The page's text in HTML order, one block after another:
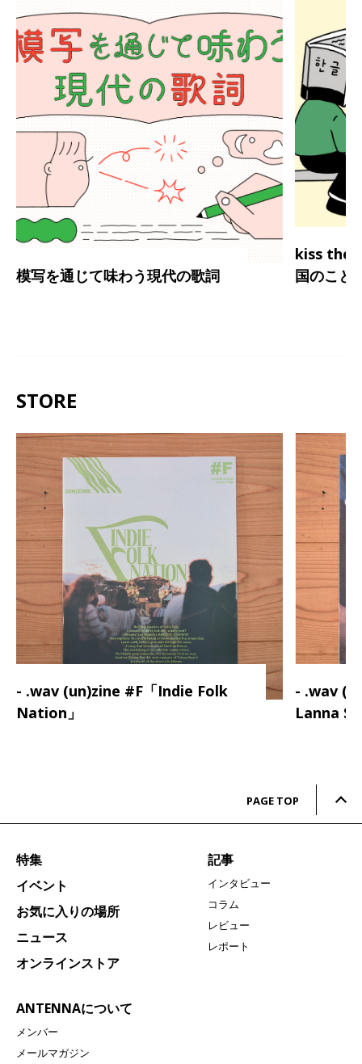
模写を通じて味わう現代の歌詞
kiss the
国のこと
STORE
- .wav (un)zine #F「Indie Folk
Nation」
- .wav
Lanna
PAGE TOP
特集
イベント
お気に入りの場所
ニュース
オンラインストア
ANTENNAについて
メンバー
メールマガジン
記事
インタビュー
コラム
レビュー
レポート